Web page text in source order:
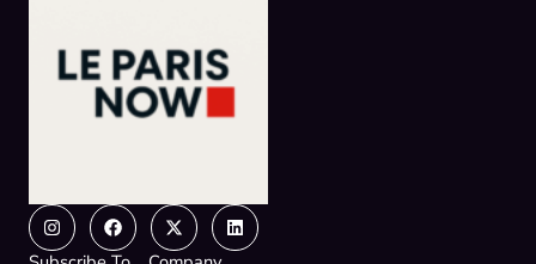
InstagramFacebook
X-
twitter
Linkedin